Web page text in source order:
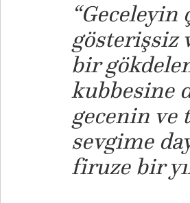
“Geceleyin
gösterişsiz
bir
kubbesine
gecenin
sevgime
firuze bir